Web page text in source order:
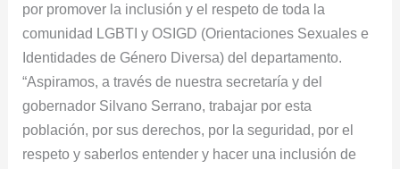
por promover la inclusión y el respeto de toda la
comunidad LGBTI y OSIGD (Orientaciones Sexuales e
Identidades de Género Diversa) del departamento.
“Aspiramos, a través de nuestra secretaría y del
gobernador Silvano Serrano, trabajar por esta
población, por sus derechos, por la seguridad, por el
respeto y saberlos entender y hacer una inclusión de